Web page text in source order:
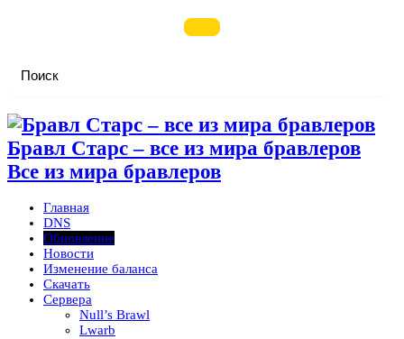
Бравл Старс – все из мира бравлеров
Все из мира бравлеров
Главная
DNS
Обновление
Новости
Изменение баланса
Скачать
Сервера
Null’s Brawl
Lwarb